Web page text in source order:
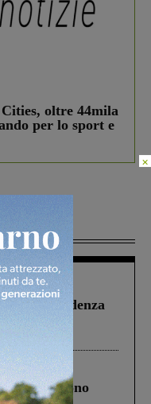
oltre 44mila
per lo sport e
la scadenza
“Un
cui morirono
×